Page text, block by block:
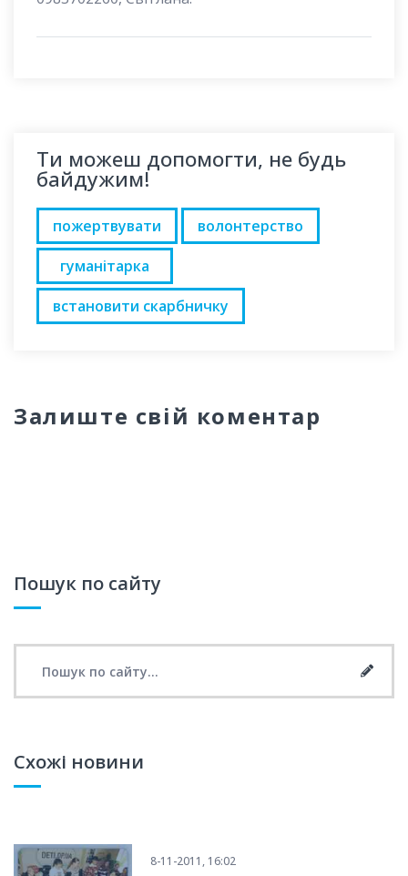
Ти можеш допомогти, не будь
байдужим!
пожертвувати
волонтерство
гуманітарка
встановити скарбничку
Залиште свій коментар
Пошук по сайту
Схожі новини
8-11-2011, 16:02